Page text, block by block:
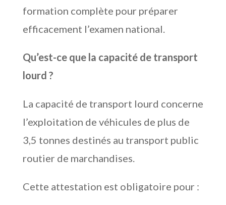
formation complète pour préparer
efficacement l’examen national.
Qu’est-ce que la capacité de transport
lourd ?
La capacité de transport lourd concerne
l’exploitation de véhicules de plus de
3,5 tonnes destinés au transport public
routier de marchandises.
Cette attestation est obligatoire pour :